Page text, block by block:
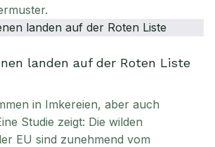
landen auf der Roten Liste
in Imkereien, aber auch
Studie zeigt: Die wilden
EU sind zunehmend vom